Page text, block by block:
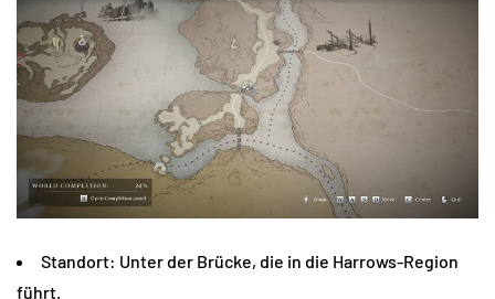
Standort: Unter der Brücke, die in die Harrows-Region
führt.